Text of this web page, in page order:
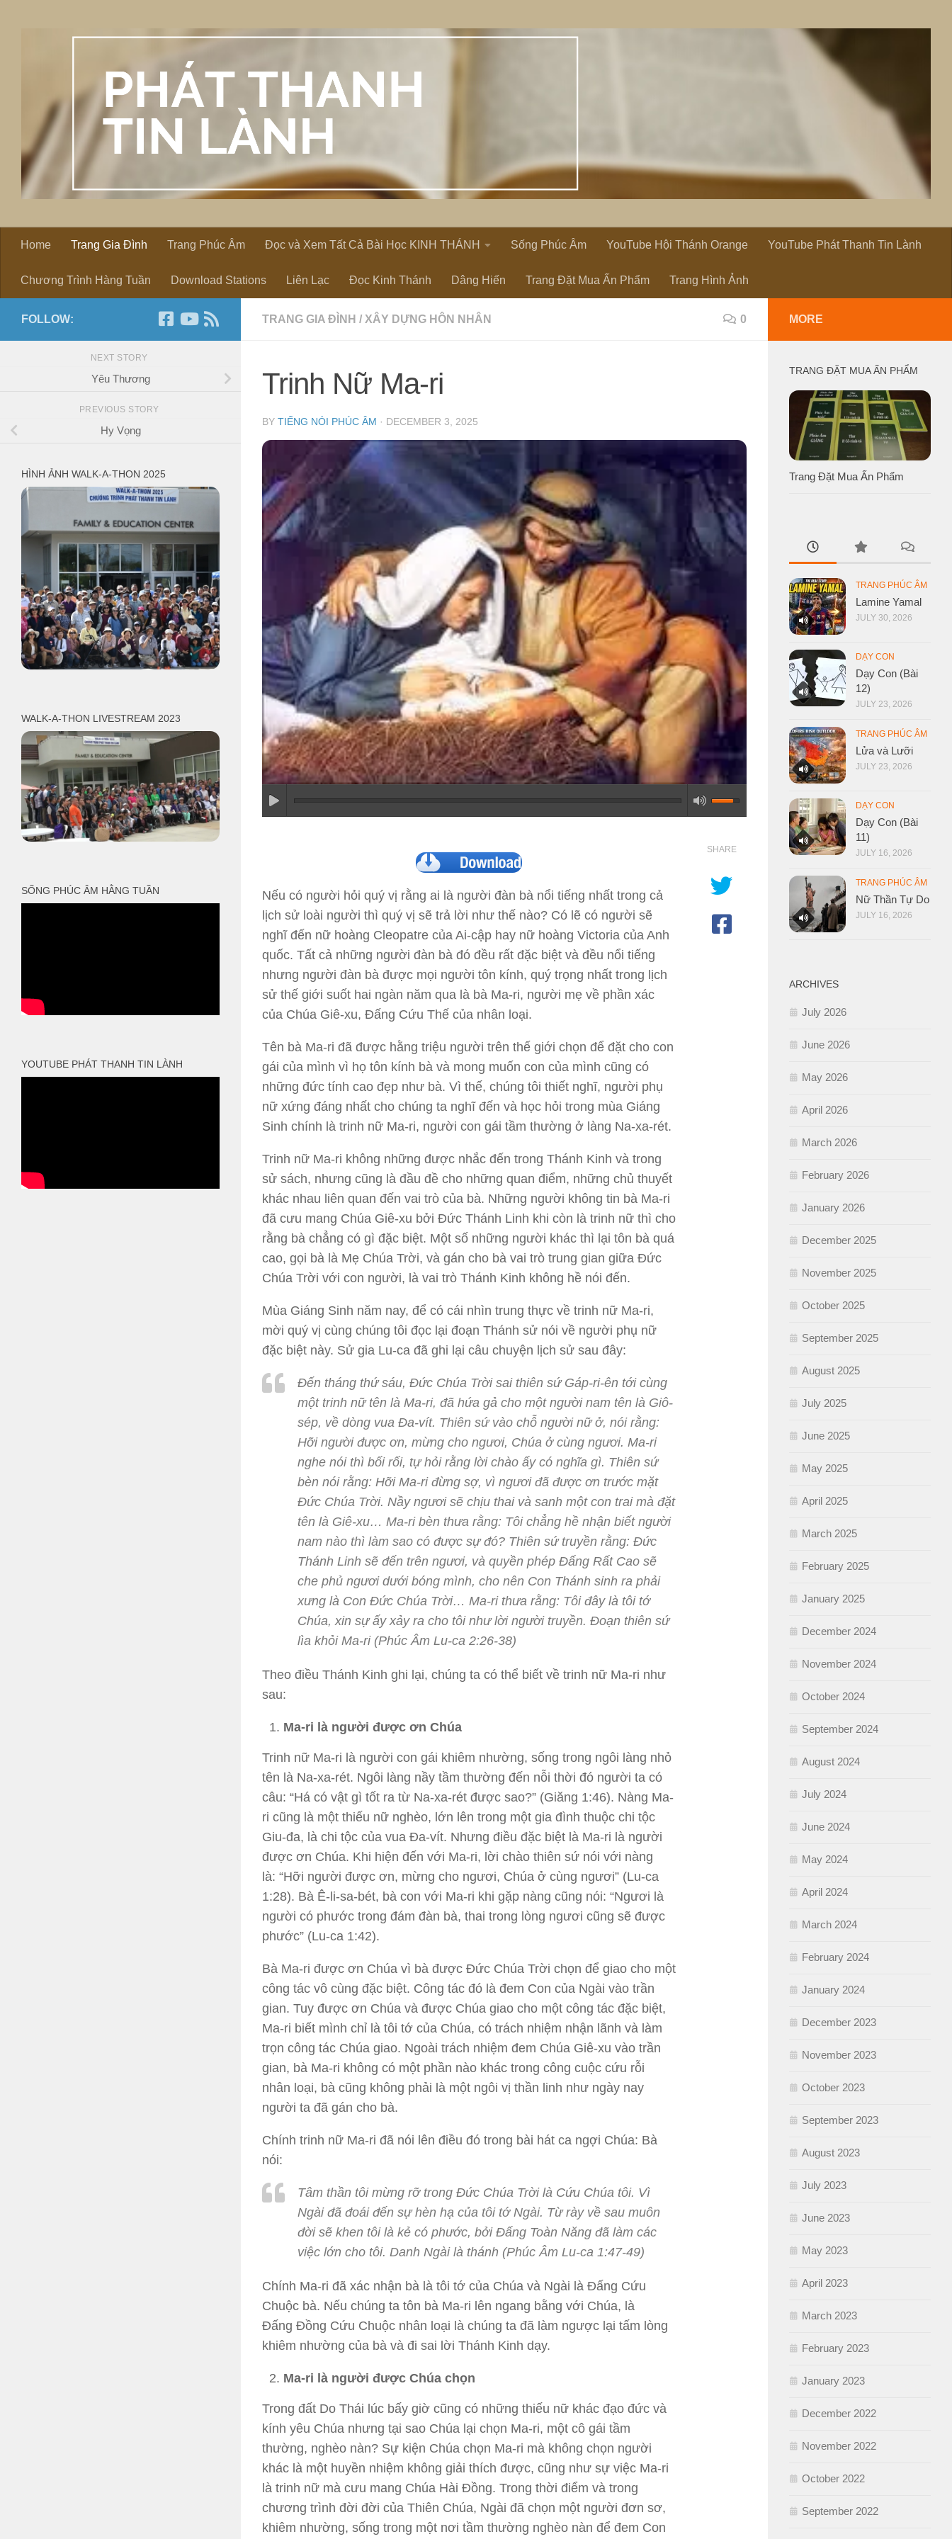
Home Trang Gia Đình Trang Phúc Âm Đọc và Xem Tất Cả Bài Học KINH THÁNH Sống Phúc Âm YouTube Hội Thánh Orange YouTube Phát Thanh Tin Lành
Chương Trình Hàng Tuần Download Stations Liên Lạc Đọc Kinh Thánh Dâng Hiến Trang Đặt Mua Ấn Phẩm Trang Hình Ảnh
TRANG GIA ĐÌNH / XÂY DỰNG HÔN NHÂN 0
Trinh Nữ Ma-ri
BY TIẾNG NÓI PHÚC ÂM · DECEMBER 3, 2025
Nếu có người hỏi quý vị rằng ai là người đàn bà nổi tiếng nhất trong cả
lịch sử loài người thì quý vị sẽ trả lời như thế nào? Có lẽ có người sẽ
nghĩ đến nữ hoàng Cleopatre của Ai-cập hay nữ hoàng Victoria của Anh
quốc. Tất cả những người đàn bà đó đều rất đặc biệt và đều nổi tiếng
nhưng người đàn bà được mọi người tôn kính, quý trọng nhất trong lịch
sử thế giới suốt hai ngàn năm qua là bà Ma-ri, người mẹ về phần xác
của Chúa Giê-xu, Đấng Cứu Thế của nhân loại.
Tên bà Ma-ri đã được hằng triệu người trên thế giới chọn để đặt cho con
gái của mình vì họ tôn kính bà và mong muốn con của mình cũng có
những đức tính cao đẹp như bà. Vì thế, chúng tôi thiết nghĩ, người phụ
nữ xứng đáng nhất cho chúng ta nghĩ đến và học hỏi trong mùa Giáng
Sinh chính là trinh nữ Ma-ri, người con gái tầm thường ở làng Na-xa-rét.
Trinh nữ Ma-ri không những được nhắc đến trong Thánh Kinh và trong
sử sách, nhưng cũng là đầu đề cho những quan điểm, những chủ thuyết
khác nhau liên quan đến vai trò của bà. Những người không tin bà Ma-ri
đã cưu mang Chúa Giê-xu bởi Đức Thánh Linh khi còn là trinh nữ thì cho
rằng bà chẳng có gì đặc biệt. Một số những người khác thì lại tôn bà quá
cao, gọi bà là Mẹ Chúa Trời, và gán cho bà vai trò trung gian giữa Đức
Chúa Trời với con người, là vai trò Thánh Kinh không hề nói đến.
Mùa Giáng Sinh năm nay, để có cái nhìn trung thực về trinh nữ Ma-ri,
mời quý vị cùng chúng tôi đọc lại đoạn Thánh sử nói về người phụ nữ
đặc biệt này. Sử gia Lu-ca đã ghi lại câu chuyện lịch sử sau đây:
Đến tháng thứ sáu, Đức Chúa Trời sai thiên sứ Gáp-ri-ên tới cùng
một trinh nữ tên là Ma-ri, đã hứa gả cho một người nam tên là Giô-
sép, về dòng vua Đa-vít. Thiên sứ vào chỗ người nữ ở, nói rằng:
Hỡi người được ơn, mừng cho ngươi, Chúa ở cùng ngươi. Ma-ri
nghe nói thì bối rối, tự hỏi rằng lời chào ấy có nghĩa gì. Thiên sứ
bèn nói rằng: Hỡi Ma-ri đừng sợ, vì ngươi đã được ơn trước mặt
Đức Chúa Trời. Nầy ngươi sẽ chịu thai và sanh một con trai mà đặt
tên là Giê-xu… Ma-ri bèn thưa rằng: Tôi chẳng hề nhận biết người
nam nào thì làm sao có được sự đó? Thiên sứ truyền rằng: Đức
Thánh Linh sẽ đến trên ngươi, và quyền phép Đấng Rất Cao sẽ
che phủ ngươi dưới bóng mình, cho nên Con Thánh sinh ra phải
xưng là Con Đức Chúa Trời… Ma-ri thưa rằng: Tôi đây là tôi tớ
Chúa, xin sự ấy xảy ra cho tôi như lời người truyền. Đoạn thiên sứ
lìa khỏi Ma-ri (Phúc Âm Lu-ca 2:26-38)
Theo điều Thánh Kinh ghi lại, chúng ta có thể biết về trinh nữ Ma-ri như
sau:
Ma-ri là người được ơn Chúa
Trinh nữ Ma-ri là người con gái khiêm nhường, sống trong ngôi làng nhỏ
tên là Na-xa-rét. Ngôi làng nầy tầm thường đến nỗi thời đó người ta có
câu: “Há có vật gì tốt ra từ Na-xa-rét được sao?” (Giăng 1:46). Nàng Ma-
ri cũng là một thiếu nữ nghèo, lớn lên trong một gia đình thuộc chi tộc
Giu-đa, là chi tộc của vua Đa-vít. Nhưng điều đặc biệt là Ma-ri là người
được ơn Chúa. Khi hiện đến với Ma-ri, lời chào thiên sứ nói với nàng
là: “Hỡi người được ơn, mừng cho ngươi, Chúa ở cùng ngươi” (Lu-ca
1:28). Bà Ê-li-sa-bét, bà con với Ma-ri khi gặp nàng cũng nói: “Ngươi là
người có phước trong đám đàn bà, thai trong lòng ngươi cũng sẽ được
phước” (Lu-ca 1:42).
Bà Ma-ri được ơn Chúa vì bà được Đức Chúa Trời chọn để giao cho một
công tác vô cùng đặc biệt. Công tác đó là đem Con của Ngài vào trần
gian. Tuy được ơn Chúa và được Chúa giao cho một công tác đặc biệt,
Ma-ri biết mình chỉ là tôi tớ của Chúa, có trách nhiệm nhận lãnh và làm
trọn công tác Chúa giao. Ngoài trách nhiệm đem Chúa Giê-xu vào trần
gian, bà Ma-ri không có một phần nào khác trong công cuộc cứu rỗi
nhân loại, bà cũng không phải là một ngôi vị thần linh như ngày nay
người ta đã gán cho bà.
Chính trinh nữ Ma-ri đã nói lên điều đó trong bài hát ca ngợi Chúa: Bà
nói:
Tâm thần tôi mừng rỡ trong Đức Chúa Trời là Cứu Chúa tôi. Vì
Ngài đã đoái đến sự hèn hạ của tôi tớ Ngài. Từ rày về sau muôn
đời sẽ khen tôi là kẻ có phước, bởi Đấng Toàn Năng đã làm các
việc lớn cho tôi. Danh Ngài là thánh (Phúc Âm Lu-ca 1:47-49)
Chính Ma-ri đã xác nhận bà là tôi tớ của Chúa và Ngài là Đấng Cứu
Chuộc bà. Nếu chúng ta tôn bà Ma-ri lên ngang bằng với Chúa, là
Đấng Đồng Cứu Chuộc nhân loại là chúng ta đã làm ngược lại tấm lòng
khiêm nhường của bà và đi sai lời Thánh Kinh dạy.
Ma-ri là người được Chúa chọn
Trong đất Do Thái lúc bấy giờ cũng có những thiếu nữ khác đạo đức và
kính yêu Chúa nhưng tại sao Chúa lại chọn Ma-ri, một cô gái tầm
thường, nghèo nàn? Sự kiện Chúa chọn Ma-ri mà không chọn người
khác là một huyền nhiệm không giải thích được, cũng như sự việc Ma-ri
là trinh nữ mà cưu mang Chúa Hài Đồng. Trong thời điểm và trong
chương trình đời đời của Thiên Chúa, Ngài đã chọn một người đơn sơ,
khiêm nhường, sống trong một nơi tầm thường nghèo nàn để đem Con
SHARE
FOLLOW:
NEXT STORY
Yêu Thương
PREVIOUS STORY
Hy Vọng
HÌNH ẢNH WALK-A-THON 2025
WALK-A-THON LIVESTREAM 2023
SỐNG PHÚC ÂM HẰNG TUẦN
YOUTUBE PHÁT THANH TIN LÀNH
MORE
TRANG ĐẶT MUA ẤN PHẨM
Trang Đặt Mua Ấn Phẩm
TRANG PHÚC ÂM
Lamine Yamal
JULY 30, 2026
DẠY CON
Dạy Con (Bài
12)
JULY 23, 2026
TRANG PHÚC ÂM
Lửa và Lưỡi
JULY 23, 2026
DẠY CON
Dạy Con (Bài
11)
JULY 16, 2026
TRANG PHÚC ÂM
Nữ Thần Tự Do
JULY 16, 2026
ARCHIVES
July 2026
June 2026
May 2026
April 2026
March 2026
February 2026
January 2026
December 2025
November 2025
October 2025
September 2025
August 2025
July 2025
June 2025
May 2025
April 2025
March 2025
February 2025
January 2025
December 2024
November 2024
October 2024
September 2024
August 2024
July 2024
June 2024
May 2024
April 2024
March 2024
February 2024
January 2024
December 2023
November 2023
October 2023
September 2023
August 2023
July 2023
June 2023
May 2023
April 2023
March 2023
February 2023
January 2023
December 2022
November 2022
October 2022
September 2022